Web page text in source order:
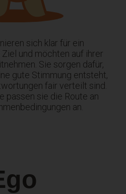
sich klar für ein
und möchten auf ihrer
Sie sorgen dafür,
gute Stimmung entsteht,
fair verteilt sind.
passen sie die Route an
an.